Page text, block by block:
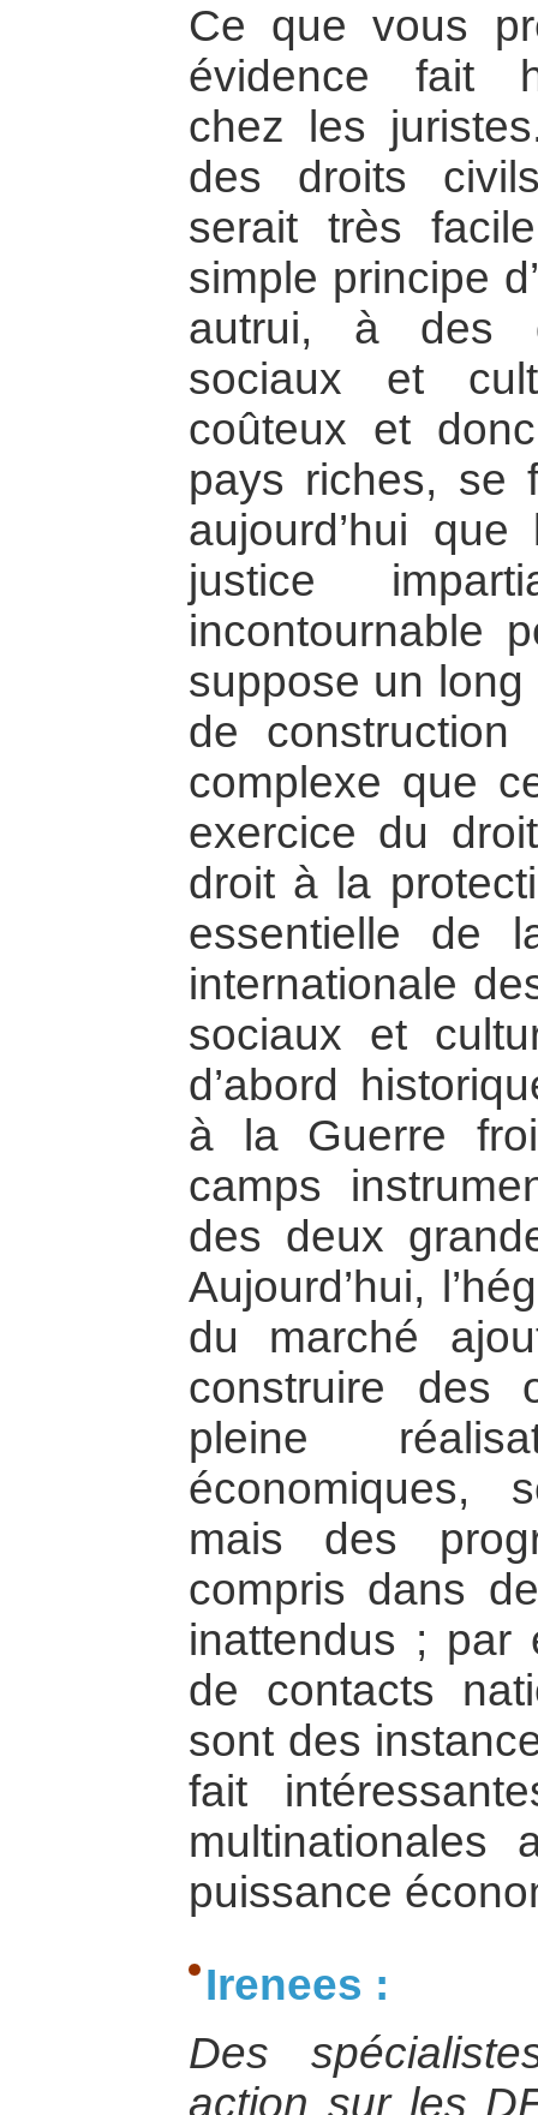
Ce que vous
évidence fait
chez les
des droits
serait très
simple principe
autrui, à des
sociaux et
coûteux et
pays riches, se
aujourd’hui que
justice
incontournable
suppose un
de construction
complexe que
exercice du
droit à la
essentielle de
internationale
sociaux et
d’abord
à la Guerre
camps
des deux
Aujourd’hui,
du marché
construire des
pleine
économiques,
mais des
compris dans
inattendus ; par
de contacts
sont des
fait
multinationales
puissance
Irenees :
Des
action sur les